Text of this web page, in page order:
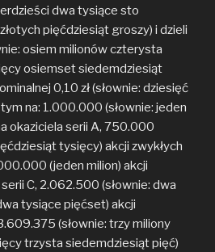
dwa tysiące sto
pięćdziesiąt groszy) i dzieli
osiem milionów czterysta
osiemset siedemdziesiąt
0,10 zł (słownie: dziesięć
na: 1.000.000 (słownie: jeden
okaziciela serii A, 750.000
tysięcy) akcji zwykłych
(jeden milion) akcji
C, 2.062.500 (słownie: dwa
tysiące pięćset) akcji
(słownie: trzy miliony
trzysta siedemdziesiąt pięć)